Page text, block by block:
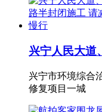
兴宁人民大道、
兴宁市环境综合
修复项目一城